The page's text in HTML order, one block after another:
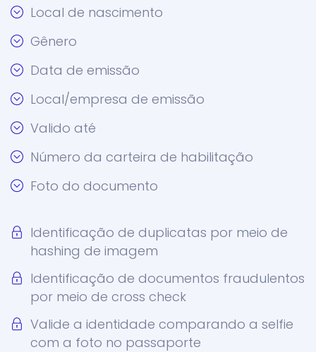
Local de nascimento
Gênero
Data de emissão
Local/empresa de emissão
Valido até
Número da carteira de habilitação
Foto do documento
Identificação de duplicatas por meio de
hashing de imagem
Identificação de documentos fraudulentos
por meio de cross check
Valide a identidade comparando a selfie
com a foto no passaporte